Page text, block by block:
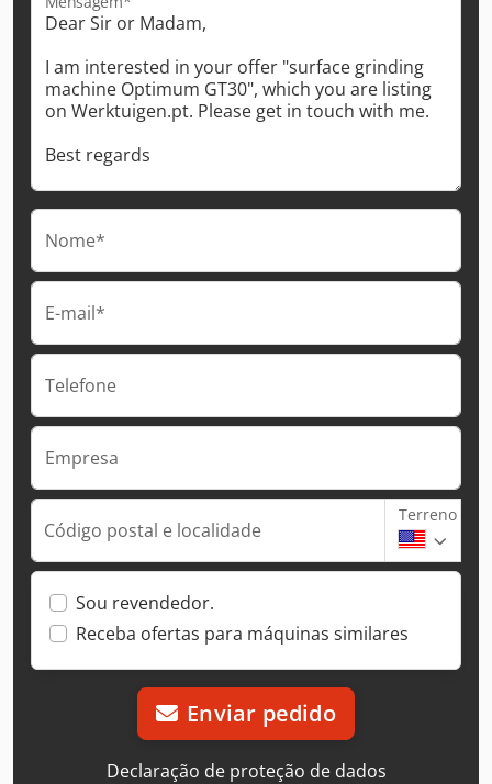
Nome*
E-mail*
Telefone
Empresa
Código postal e localidade
Terreno
Sou revendedor.
Receba ofertas para máquinas similares
Enviar pedido
Declaração de proteção de dados